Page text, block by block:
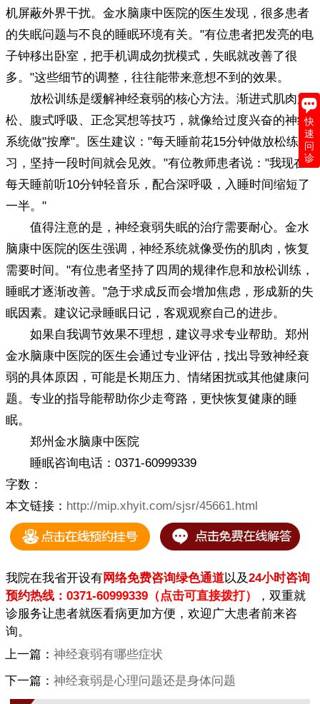
快
速
问
诊
机屏蔽外界干扰。金水脑康中医院的医生发现，很多患者
的失眠问题与不良的睡眠环境有关。"有位患者把发亮的电
子钟移出卧室，把手机调成勿扰模式，失眠就改善了很
多。"这些细节的调整，往往能带来意想不到的效果。
放松训练是缓解神经衰弱的核心方法。渐进式肌肉放
松、腹式呼吸、正念冥想等技巧，就像给过度兴奋的神经
系统做"按摩"。医生建议："每天睡前花15分钟做放松练
习，坚持一段时间就会见效。"有位教师患者说："我现在
每天睡前听10分钟轻音乐，配合深呼吸，入睡时间缩短了
一半。"
值得注意的是，神经衰弱失眠的治疗需要耐心。金水
脑康中医院的医生强调，神经系统就像受伤的肌肉，恢复
需要时间。"有位患者坚持了四周的规律作息和放松训练，
睡眠才逐渐改善。"急于求成反而会增加焦虑，形成新的失
眠因素。建议记录睡眠日记，客观观察自己的进步。
如果自我调节效果不理想，建议寻求专业帮助。郑州
金水脑康中医院的医生会通过专业评估，找出导致神经衰
弱的具体原因，可能是长期压力、情绪困扰或其他健康问
题。专业的指导能帮助你少走弯路，更快恢复健康的睡
眠。
郑州金水脑康中医院
睡眠咨询电话：0371-60999339
字数：
本文链接： http://mip.xhyit.com/sjsr/45661.html
我院在我省开设有网络免费咨询绿色通道以及24小时咨询
预约热线：0371-60999339（点击可直接拨打）
，双重就
诊服务让患者就医看病更加方便，欢迎广大患者前来咨
询。
上一篇： 神经衰弱有哪些症状
下一篇： 神经衰弱是心理问题还是身体问题